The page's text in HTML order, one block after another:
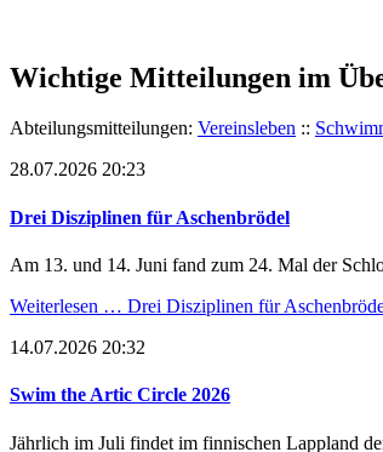
Wichtige Mitteilungen im
Abteilungsmitteilungen: Vereinsleben ::
28.07.2026 20:23
Drei Disziplinen für Aschenbrödel
Am 13. und 14. Juni fand zum 24. Mal der
Weiterlesen … Drei Disziplinen für
14.07.2026 20:32
Swim the Artic Circle 2026
Jährlich im Juli findet im finnischen Lappland